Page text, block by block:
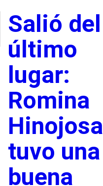
Salió del
último
lugar:
Romina
Hinojosa
tuvo una
buena